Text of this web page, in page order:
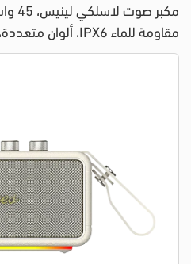
مقاومة للماء IPX6، ألوان متعددة، S876